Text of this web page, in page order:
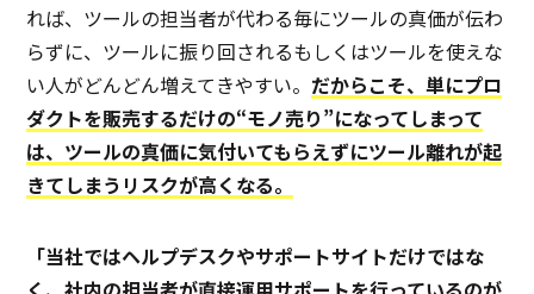
れば、ツールの担当者が代わる毎にツールの真価が伝わ
らずに、ツールに振り回されるもしくはツールを使えな
い人がどんどん増えてきやすい。 だからこそ、単にプロ
ダクトを販売するだけの“モノ売り”になってしまって
は、ツールの真価に気付いてもらえずにツール離れが起
きてしまうリスクが高くなる。
「当社ではヘルプデスクやサポートサイトだけではな